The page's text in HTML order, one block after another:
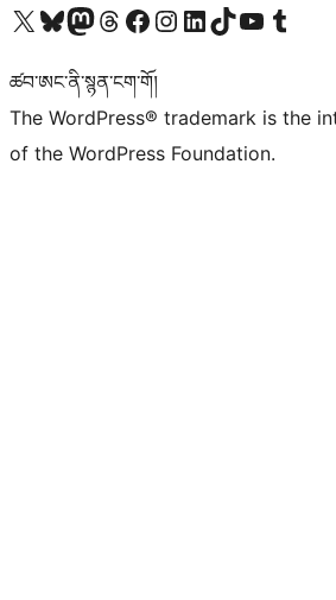
Visit our X (formerly Twitter) account
Visit our Bluesky account
Visit our Mastodon account
Visit our Threads account
Visit our Facebook page
Visit our Instagram account
Visit our LinkedIn account
Visit our TikTok account
Visit our YouTube channel
Visit our Tumblr
ཚབ་ཨང་ནི་སྙན་ངག་གོ།
The WordPress® trademark is the
of the WordPress Foundation.